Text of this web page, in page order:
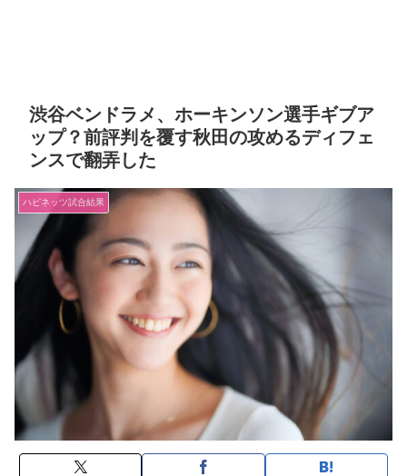
渋谷ベンドラメ、ホーキンソン選手ギブア
ップ？前評判を覆す秋田の攻めるディフェ
ンスで翻弄した
ハピネッツ試合結果